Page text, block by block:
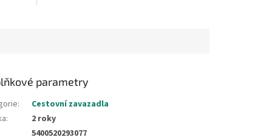
parametry
:
Cestovní zavazadla
:
2 roky
5400520293077